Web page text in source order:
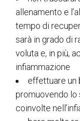
allenamento e
tempo di
sarà in grado di
voluta e, in più,
infiammazione
effettuare un
promuovendo
coinvolte